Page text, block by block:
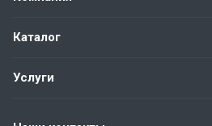
Каталог
Услуги